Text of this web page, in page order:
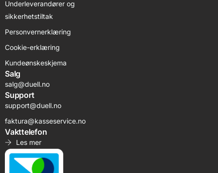
Underleverandører og
sikkerhetstiltak
Personvernerklæring
Cookie-erklæring
Kundeønskeskjema
Salg
salg@duell.no
Support
support@duell.no
faktura@kasseservice.no
Vakttelefon
Les mer